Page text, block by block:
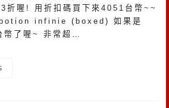
折喔! 用折扣碼買下來4051台幣~~
infinie (boxed) 如果是
了喔~ 非常超…